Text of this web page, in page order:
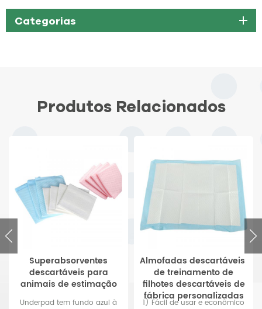
Categorias
Produtos Relacionados
Superabsorventes
descartáveis ​​para
animais de estimação
Underpad tem fundo azul à
Almofadas descartáveis ​​
de treinamento de
filhotes descartáveis ​​de
fábrica personalizadas
1) Fácil de usar e econômico